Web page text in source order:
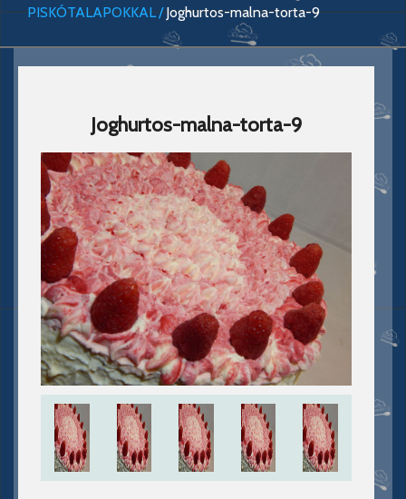
PISKÓTALAPOKKAL Joghurtos-malna-torta-9
Joghurtos-malna-torta-9